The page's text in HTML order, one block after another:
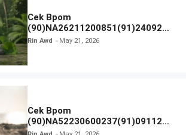
Cek Bpom
(90)NA26211200851(91)240924
SKIN1004 Madagascar Centella
Rin Awd May 21, 2026
Cek Bpom
(90)NA52230600237(91)091126
Afnan 9 AM Dive Eau De Parfum